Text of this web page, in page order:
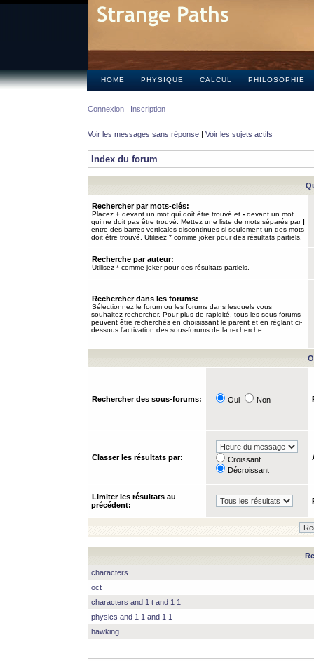
HOME PHYSIQUE CALCUL PHILOSOPHIE
Connexion Inscription
Voir les messages sans réponse | Voir les sujets actifs
Index du forum
Rechercher par mots-clés:
Placez + devant un mot qui doit être trouvé et - devant un mot
qui ne doit pas être trouvé. Mettez une liste de mots séparés par|
entre des barres verticales discontinues si seulement un des mots
doit être trouvé. Utilisez * comme joker pour des résultats partiels.
Recherche par auteur:
Utilisez * comme joker pour des résultats partiels.
Rechercher dans les forums:
Sélectionnez le forum ou les forums dans lesquels vous
souhaitez rechercher. Pour plus de rapidité, tous les sous-forums
peuvent être recherchés en choisissant le parent et en réglant ci-
dessous l’activation des sous-forums de la recherche.
Rechercher des sous-forums: Oui Non
Classer les résultats par:
Croissant
Décroissant
Limiter les résultats au
précédent:
characters
oct
characters and 1 t and 1 1
physics and 1 1 and 1 1
hawking